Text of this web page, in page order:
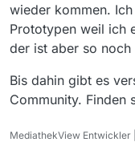
wieder kommen.
Prototypen weil ich
der ist aber so
Bis dahin gibt es
Community. Finden
MediathekView Entwickler